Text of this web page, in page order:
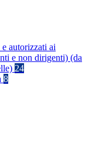
autorizzati ai
e non dirigenti) (da
24
8